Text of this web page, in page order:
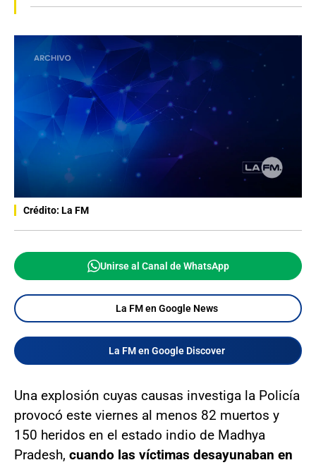
Crédito: La FM
Unirse al Canal de WhatsApp
La FM en Google News
La FM en Google Discover
Una explosión cuyas causas investiga la Policía
provocó este viernes al menos 82 muertos y
150 heridos en el estado indio de Madhya
Pradesh, cuando las víctimas desayunaban en